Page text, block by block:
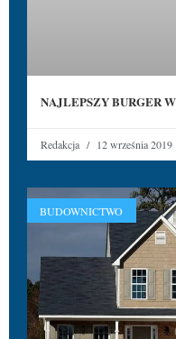
NAJLEPSZY BURGER
Redakcja 12 września 2019
BUDOWNICTWO